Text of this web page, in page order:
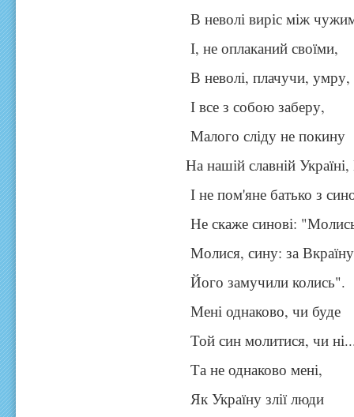
В неволі виріс між
І, не оплаканий своїми,
В неволі, плачучи, умру,
І все з собою заберу,
Малого сліду не покину
На нашій славній
І не пом'яне батько з
Не скаже синові:
Молися, сину: за Вкраїну
Його замучили колись".
Мені однаково, чи буде
Той син молитися, чи
Та не однаково мені,
Як Україну злії люди